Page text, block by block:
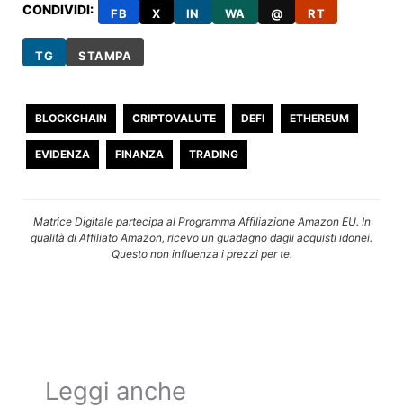
CONDIVIDI: FB X IN WA @ RT
TG STAMPA
BLOCKCHAIN CRIPTOVALUTE DEFI ETHEREUM
EVIDENZA FINANZA TRADING
Matrice Digitale partecipa al Programma Affiliazione Amazon EU. In
qualità di Affiliato Amazon, ricevo un guadagno dagli acquisti idonei.
Questo non influenza i prezzi per te.
Leggi anche